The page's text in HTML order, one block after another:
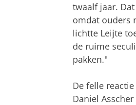
twaalf jaar.
omdat ouders
lichtte Leijte
de ruime
pakken."
De felle
Daniel